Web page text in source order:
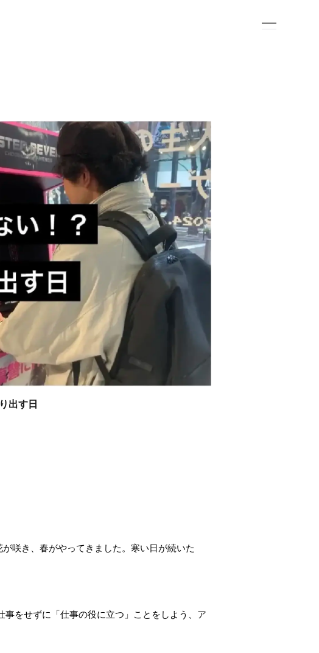
出す日
咲き、春がやってきました。寒い日が続いた
事をせずに「仕事の役に立つ」ことをしよう、ア